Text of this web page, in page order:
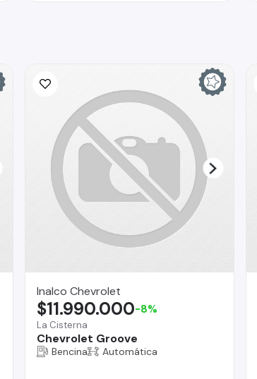
Inalco Chevrolet
La Cisterna
Chevrolet Groove
$11.990.000-8%
Bencina Automática